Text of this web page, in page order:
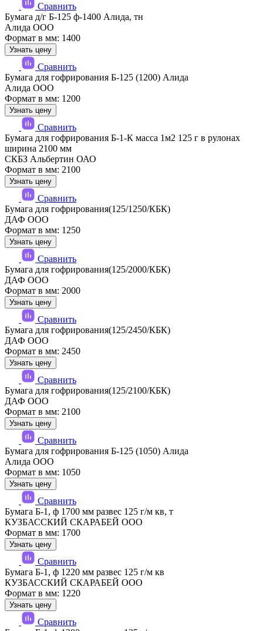
Сравнить
Бумага д/г Б-125 ф-1400 Алида, тн
Алида ООО
Формат в мм: 1400
Узнать цену
Сравнить
Бумага для гофрирования Б-125 (1200) Алида
Алида ООО
Формат в мм: 1200
Узнать цену
Сравнить
Бумага для гофрирования Б-1-К масса 1м2 125 г в рулонах
ширина 2100 мм
СКБЗ Альбертин ОАО
Формат в мм: 2100
Узнать цену
Сравнить
Бумага для гофрирования(125/1250/КБК)
ДАФ ООО
Формат в мм: 1250
Узнать цену
Сравнить
Бумага для гофрирования(125/2000/КБК)
ДАФ ООО
Формат в мм: 2000
Узнать цену
Сравнить
Бумага для гофрирования(125/2450/КБК)
ДАФ ООО
Формат в мм: 2450
Узнать цену
Сравнить
Бумага для гофрирования(125/2100/КБК)
ДАФ ООО
Формат в мм: 2100
Узнать цену
Сравнить
Бумага для гофрирования Б-125 (1050) Алида
Алида ООО
Формат в мм: 1050
Узнать цену
Сравнить
Бумага Б-1, ф 1700 мм развес 125 г/м кв, т
КУЗБАССКИЙ СКАРАБЕЙ ООО
Формат в мм: 1700
Узнать цену
Сравнить
Бумага Б-1, ф 1220 мм развес 125 г/м кв
КУЗБАССКИЙ СКАРАБЕЙ ООО
Формат в мм: 1220
Узнать цену
Сравнить